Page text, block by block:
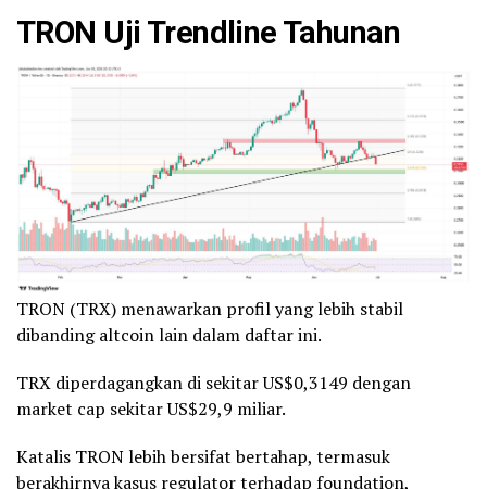
TRON Uji Trendline Tahunan
TRON (TRX) menawarkan profil yang lebih stabil
dibanding altcoin lain dalam daftar ini.
TRX diperdagangkan di sekitar US$0,3149 dengan
market cap sekitar US$29,9 miliar.
Katalis TRON lebih bersifat bertahap, termasuk
berakhirnya kasus regulator terhadap foundation,